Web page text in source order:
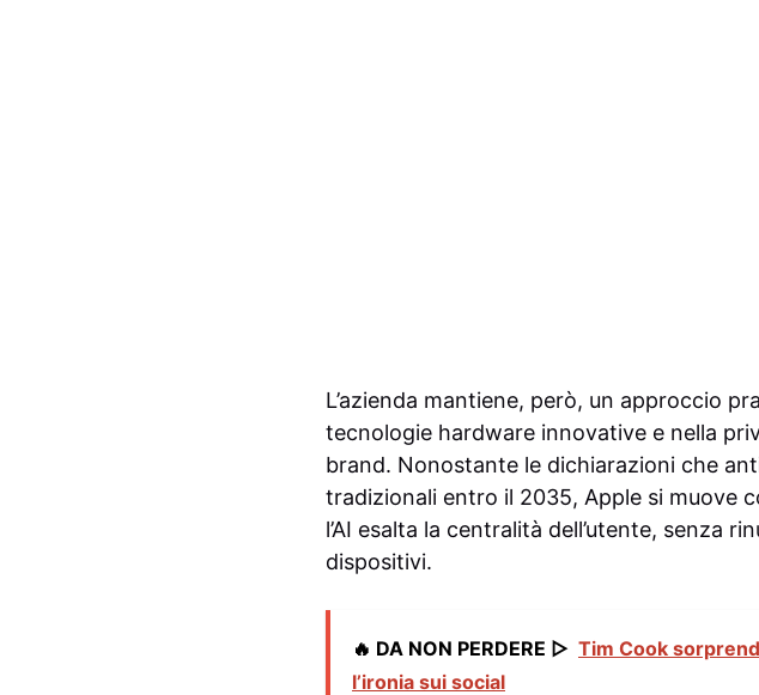
L’azienda mantiene, però, un approccio
tecnologie hardware innovative e nella
brand. Nonostante le dichiarazioni che
tradizionali entro il 2035, Apple si muove
l’AI esalta la centralità dell’utente, senza
dispositivi.
🔥 DA NON PERDERE ▷ Tim Cook
l’ironia sui social